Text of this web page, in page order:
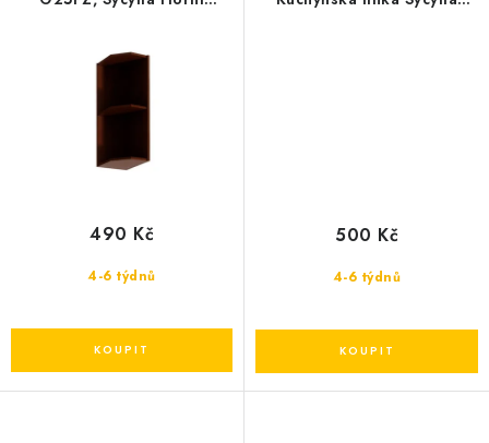
4-6 týdnů
490 Kč
4-6 týdnů
500 Kč